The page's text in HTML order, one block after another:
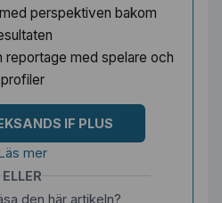
perspektiven bakom
reportage med spelare och
profiler
IF PLUS
mer
ELLER
den här artikeln?